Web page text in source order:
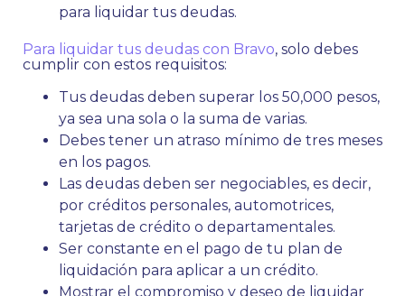
para liquidar tus deudas.
Para liquidar tus deudas con Bravo, solo debes
cumplir con estos requisitos:
Tus deudas deben superar los 50,000 pesos,
ya sea una sola o la suma de varias.
Debes tener un atraso mínimo de tres meses
en los pagos.
Las deudas deben ser negociables, es decir,
por créditos personales, automotrices,
tarjetas de crédito o departamentales.
Ser constante en el pago de tu plan de
liquidación para aplicar a un crédito.
Mostrar el compromiso y deseo de liquidar